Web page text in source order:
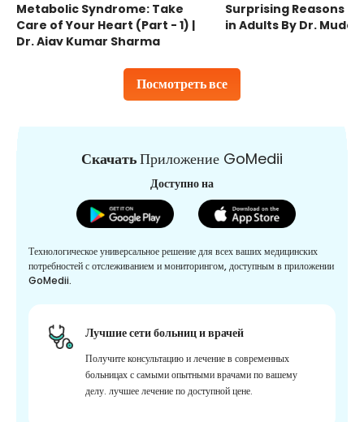
Посмотреть все
Metabolic Syndrome: Take
Care of Your Heart (Part - 1) |
Dr. Ajay Kumar Sharma
Surprising Reasons
in Adults By Dr.
СкачатьПриложение GoMedii
Доступно на
Технологическое универсальное решение для всех ваших медицинских
потребностей с отслеживанием и мониторингом, доступным в приложении
GoMedii.
Лучшие сети больниц и врачей
Получите консультацию и лечение в современных
больницах с самыми опытными врачами по вашему
делу. лучшее лечение по доступной цене.